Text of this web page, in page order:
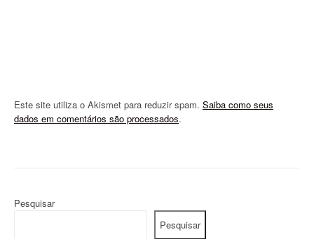
Este site utiliza o Akismet para reduzir spam. Saiba como seus
dados em comentários são processados.
Pesquisar
Pesquisar